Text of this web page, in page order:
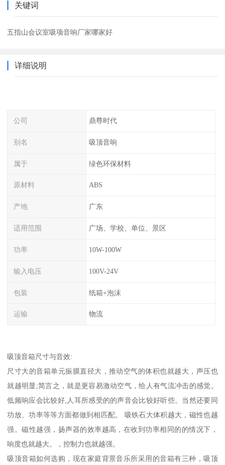
关键词
五指山会议室吸项音响厂家哪家好
详细说明
公司 鼎尊时代
别名 吸顶音响
属于 绿色环保材料
原材料 ABS
产地 广东
适用范围 广场、学校、单位、景区
功率 10W-100W
输入电压 100V-24V
包装 纸箱+泡沫
运输 物流
吸顶音箱尺寸与音效:
尺寸大的音箱单元振膜直径大，推动空气的体积也就越大，声压也
就越明显;简言之，就是更容易激动空气，给人有气流冲击的感觉。
低频响应会比较好,人耳所感受的的声音会比较好听些。当然还要同
功放、功率等等方面都做到相匹配。 吸铁石大体积越大，磁性也越
强。磁性越强，扬声器的效率越高，在收到功率相同的的情况下，
响度也就越大。，控制力也就越强。
吸顶音箱如何选购，现在家庭背景音乐所采用的音箱有三种，吸顶